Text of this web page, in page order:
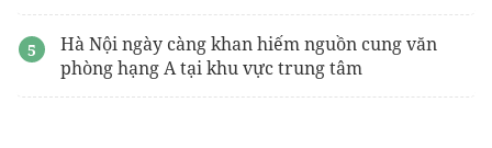
Hà Nội ngày càng khan hiếm nguồn cung văn
phòng hạng A tại khu vực trung tâm